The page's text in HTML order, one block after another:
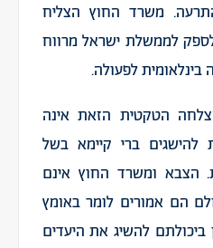
משרד החוץ הצליח
לספק לממשלת ישראל מרווח
בינלאומית לפעולה.
הטקטית הזאת אינה
להישגים ברי קיימא בשל
הצבא ומשרד החוץ אינם
הם אמורים לומר באומץ
ביכולתם להשיג את היעדים